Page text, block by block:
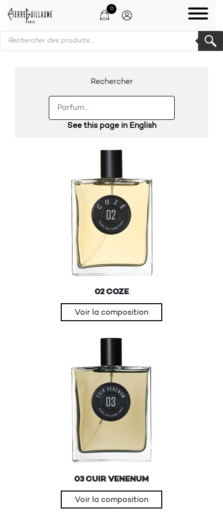
0
Products search
Rechercher
See this page in English
02 COZE
Voir la composition
03 CUIR VENENUM
Voir la composition